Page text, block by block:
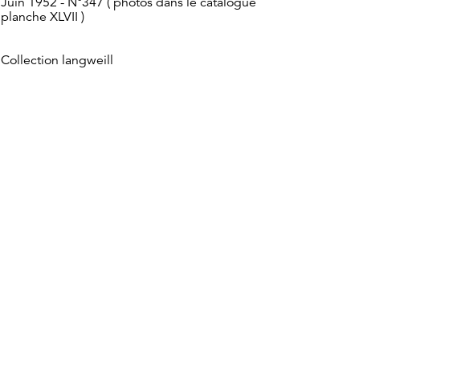
planche XLVII )
Collection langweill